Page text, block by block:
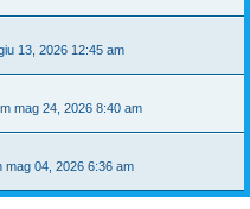
13, 2026 12:45 am
mag 24, 2026 8:40 am
mag 04, 2026 6:36 am